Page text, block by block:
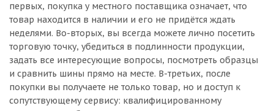
первых, покупка у местного поставщика означает, что
товар находится в наличии и его не придётся ждать
неделями. Во-вторых, вы всегда можете лично посетить
торговую точку, убедиться в подлинности продукции,
задать все интересующие вопросы, посмотреть образцы
и сравнить шины прямо на месте. В-третьих, после
покупки вы получаете не только товар, но и доступ к
сопутствующему сервису: квалифицированному